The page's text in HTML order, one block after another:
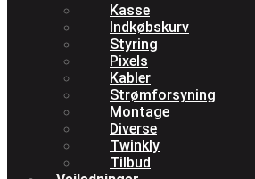
Kasse
Indkøbskurv
Styring
Pixels
Kabler
Strømforsyning
Montage
Diverse
Twinkly
Tilbud